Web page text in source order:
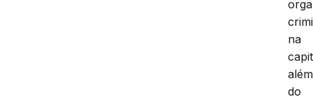
na
além
do